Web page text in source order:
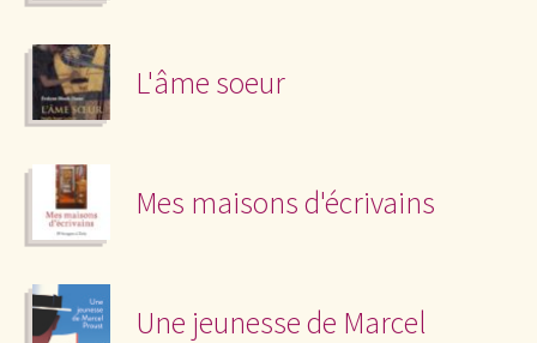
L'âme soeur
Mes maisons d'écrivains
Une jeunesse de Marcel